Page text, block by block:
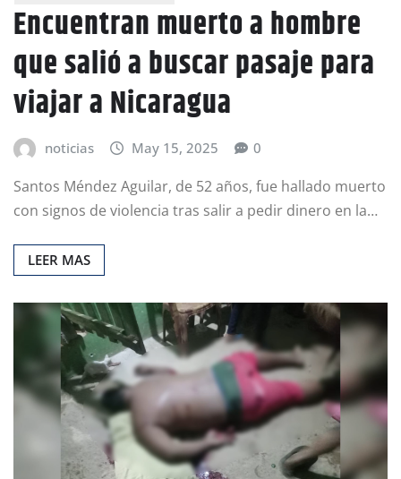
Encuentran muerto a hombre
que salió a buscar pasaje para
viajar a Nicaragua
noticias May 15, 2025 0
Santos Méndez Aguilar, de 52 años, fue hallado muerto
con signos de violencia tras salir a pedir dinero en la…
LEER MAS